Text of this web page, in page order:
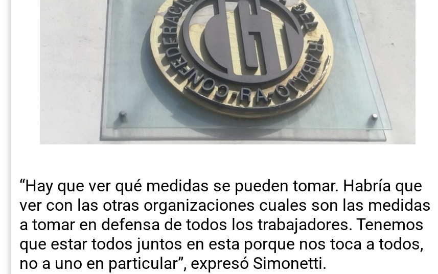
“Hay que ver qué medidas se pueden tomar. Habría que
ver con las otras organizaciones cuales son las medidas
a tomar en defensa de todos los trabajadores. Tenemos
que estar todos juntos en esta porque nos toca a todos,
no a uno en particular”, expresó Simonetti.